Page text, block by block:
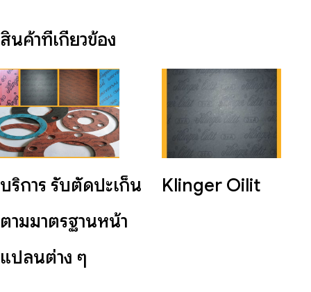
สินค้าที่เกี่ยวข้อง
บริการ รับตัดปะเก็น
ตามมาตรฐานหน้า
แปลนต่าง ๆ
Klinger Oilit